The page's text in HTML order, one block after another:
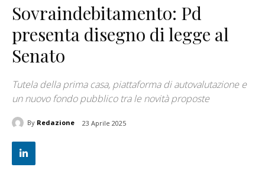
Sovraindebitamento: Pd
presenta disegno di legge al
Senato
Tutela della prima casa, piattaforma di autovalutazione e
un nuovo fondo pubblico tra le novità proposte
By Redazione 23 Aprile 2025